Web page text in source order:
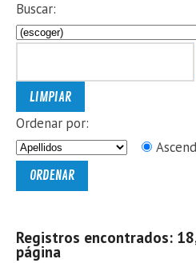
Buscar:
Ordenar por:
Registros encontrados:
página